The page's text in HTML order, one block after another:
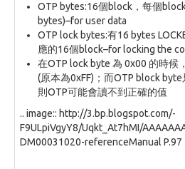
OTP bytes:16個block，每個
bytes)–for user data
OTP lock bytes:有16 bytes
應的16個block–for locking the
在OTP lock byte 為 0x00 的時候
(原本為0xFF)；而OTP block
則OTP可能會讀不到正確的值
.. image:: http://3.bp.blogspot.com/-
F9ULpiVgyY8/Uqkt_At7hMI/
DM00031020-referenceManual P.97